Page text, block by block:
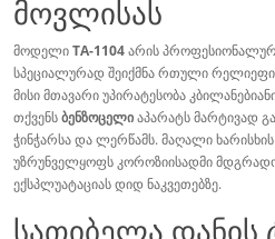
მოვლისას
მოდელიTA-1104არის
სპეციალურად შეიქმნა რთული
მისი მთავარი უპირატესობა
თქვენსბენზოცელიაპარატს მარტივად
ჭინჭარსა და ლერწამს. მაღალი
უზრუნველყოფს კოროზიისადმი
ექსპლუატაციას დიდ ნაკვეთებზე.
სათიბელა დანის